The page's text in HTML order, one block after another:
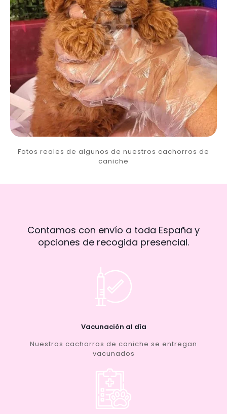
Fotos reales de algunos de nuestros cachorros de
caniche
Contamos con envío a toda España y
opciones de recogida presencial.
Vacunación al día
Nuestros cachorros de caniche se entregan
vacunados